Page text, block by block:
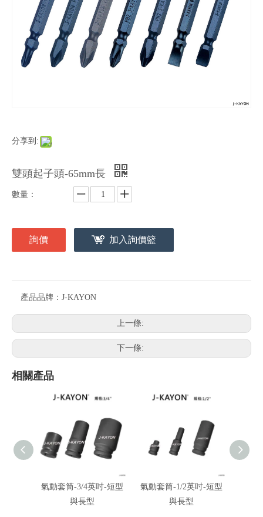
分享到:
雙頭起子頭-65mm長
數量：
詢價 加入詢價籃
產品品牌： J-KAYON
上一條:
下一條:
相關產品
氣動套筒-3/4英吋-短型
與長型
氣動套筒-1/2英吋-短型
與長型